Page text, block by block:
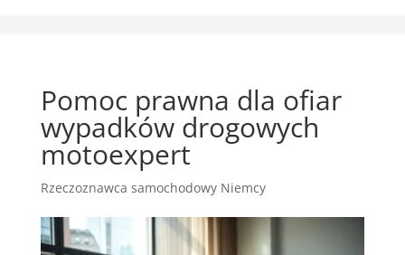
Pomoc prawna dla ofiar
wypadków drogowych
motoexpert
Rzeczoznawca samochodowy Niemcy